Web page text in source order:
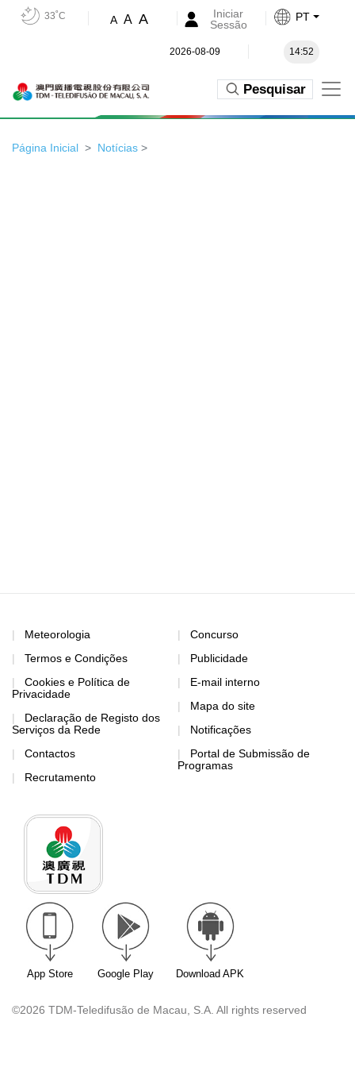
33˚C A A A
Iniciar
Sessão
PT
2026-08-09 14:52
Pesquisar
Página Inicial Notícias >
Meteorologia
Termos e Condições
Cookies e Política de
Privacidade
Declaração de Registo dos
Serviços da Rede
Contactos
Recrutamento
Concurso
Publicidade
E-mail interno
Mapa do site
Notificações
Portal de Submissão de
Programas
App Store Google Play Download APK
©2026 TDM-Teledifusão de Macau, S.A. All rights reserved